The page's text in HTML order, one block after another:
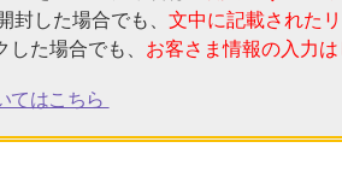
封した場合でも、文中に記載された
た場合でも、 お客さま情報の入力
てはこちら